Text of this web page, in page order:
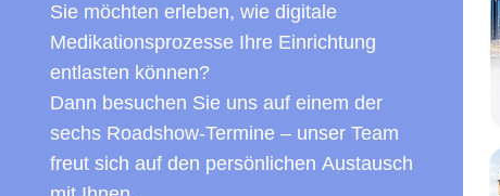
Sie möchten erleben, wie digitale
Medikationsprozesse Ihre Einrichtung
entlasten können?
Dann besuchen Sie uns auf einem der
sechs Roadshow-Termine – unser Team
freut sich auf den persönlichen Austausch